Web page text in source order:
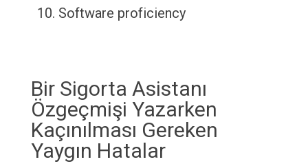
Software proficiency
Bir Sigorta Asistanı
Özgeçmişi Yazarken
Kaçınılması Gereken
Yaygın Hatalar